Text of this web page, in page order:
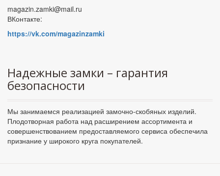
magazin.zamki@mail.ru
ВКонтакте:
https://vk.com/magazinzamki
Надежные замки – гарантия
безопасности
Мы занимаемся реализацией замочно-скобяных изделий.
Плодотворная работа над расширением ассортимента и
совершенствованием предоставляемого сервиса обеспечила
признание у широкого круга покупателей.